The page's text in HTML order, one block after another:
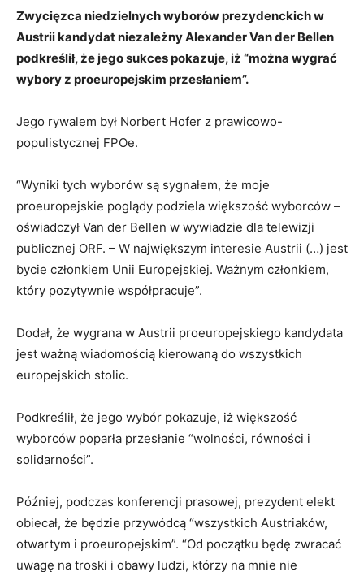
Zwycięzca niedzielnych wyborów prezydenckich w
Austrii kandydat niezależny Alexander Van der Bellen
podkreślił, że jego sukces pokazuje, iż “można wygrać
wybory z proeuropejskim przesłaniem”.
Jego rywalem był Norbert Hofer z prawicowo-
populistycznej FPOe.
“Wyniki tych wyborów są sygnałem, że moje
proeuropejskie poglądy podziela większość wyborców –
oświadczył Van der Bellen w wywiadzie dla telewizji
publicznej ORF. – W największym interesie Austrii (…) jest
bycie członkiem Unii Europejskiej. Ważnym członkiem,
który pozytywnie współpracuje”.
Dodał, że wygrana w Austrii proeuropejskiego kandydata
jest ważną wiadomością kierowaną do wszystkich
europejskich stolic.
Podkreślił, że jego wybór pokazuje, iż większość
wyborców poparła przesłanie “wolności, równości i
solidarności”.
Później, podczas konferencji prasowej, prezydent elekt
obiecał, że będzie przywódcą “wszystkich Austriaków,
otwartym i proeuropejskim”. “Od początku będę zwracać
uwagę na troski i obawy ludzi, którzy na mnie nie